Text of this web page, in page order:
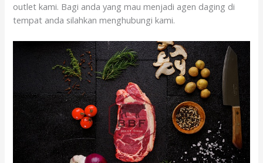
outlet kami. Bagi anda yang mau menjadi agen daging di
tempat anda silahkan menghubungi kami.